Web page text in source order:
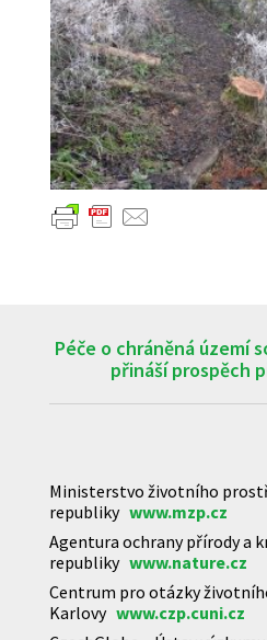
Péče o chráněná území
přináší prospěch
Ministerstvo životního
republiky www.mzp.cz
Agentura ochrany přírody a
republiky www.nature.cz
Centrum pro otázky
Karlovy www.czp.cuni.cz